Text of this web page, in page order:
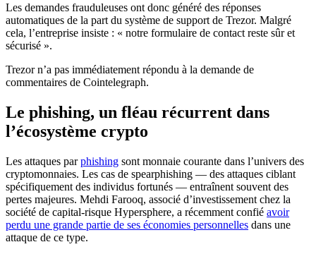
Les demandes frauduleuses ont donc généré des réponses
automatiques de la part du système de support de Trezor. Malgré
cela, l’entreprise insiste : « notre formulaire de contact reste sûr et
sécurisé ».
Trezor n’a pas immédiatement répondu à la demande de
commentaires de Cointelegraph.
Le phishing, un fléau récurrent dans
l’écosystème crypto
Les attaques parphishing sont monnaie courante dans l’univers des
cryptomonnaies. Les cas de spearphishing — des attaques ciblant
spécifiquement des individus fortunés — entraînent souvent des
pertes majeures. Mehdi Farooq, associé d’investissement chez la
société de capital-risque Hypersphere, a récemment confié avoir
perdu une grande partie de ses économies personnelles dans une
attaque de ce type.